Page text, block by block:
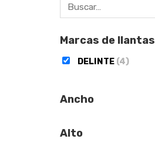
Marcas de llantas
DELINTE (4)
Ancho
Alto